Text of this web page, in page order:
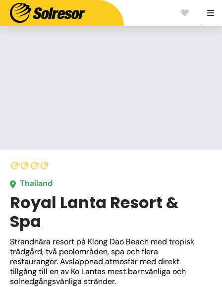
Thailand
Royal Lanta Resort &
Spa
Strandnära resort på Klong Dao Beach med tropisk
trädgård, två poolområden, spa och flera
restauranger. Avslappnad atmosfär med direkt
tillgång till en av Ko Lantas mest barnvänliga och
solnedgångsvänliga stränder.